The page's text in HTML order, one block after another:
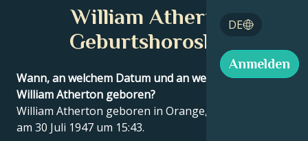
Schütze
DE
English
Anmelden
William Atherton
Geburtshoroskop
Wann, an welchem Datum und an welchem Ort wurde
William Atherton geboren?
William Atherton geboren in Orange, United States
am 30 Juli 1947 um 15:43.